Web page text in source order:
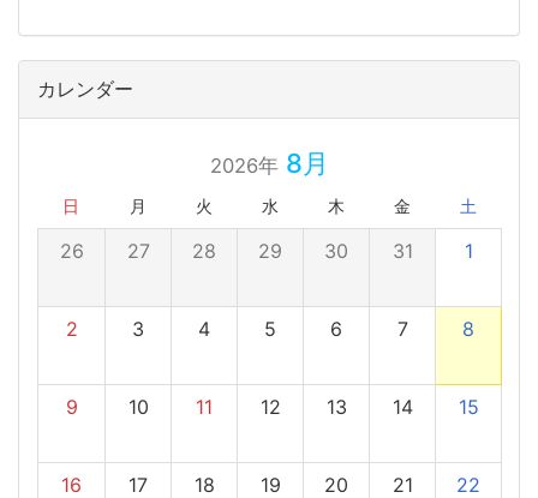
カレンダー
2026年8月
日 月 火 水 木 金 土
26 27 28 29 30 31 1
2 3 4 5 6 7 8
9 10 11 12 13 14 15
16 17 18 19 20 21 22